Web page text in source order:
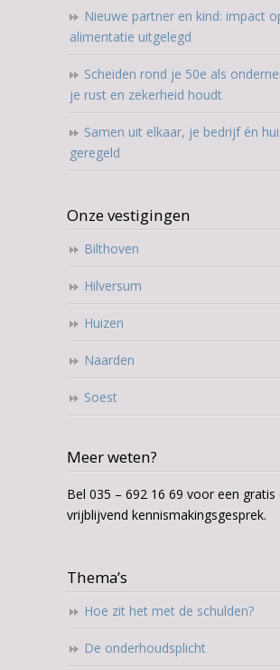
Nieuwe partner en kind: impact
alimentatie uitgelegd
Scheiden rond je 50e als
je rust en zekerheid houdt
Samen uit elkaar, je bedrijf én
geregeld
Onze vestigingen
Bilthoven
Hilversum
Huizen
Naarden
Soest
Meer weten?
Bel 035 – 692 16 69 voor een gratis
vrijblijvend kennismakingsgesprek.
Thema’s
Hoe zit het met de schulden?
De onderhoudsplicht